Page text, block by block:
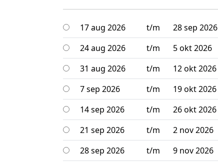
17 aug 2026 t/m 28 sep 2026
24 aug 2026
t/m 5 okt 2026
31 aug 2026
t/m 12 okt 2026
7 sep 2026
t/m 19 okt 2026
14 sep 2026
t/m 26 okt 2026
21 sep 2026
t/m 2 nov 2026
28 sep 2026
t/m 9 nov 2026